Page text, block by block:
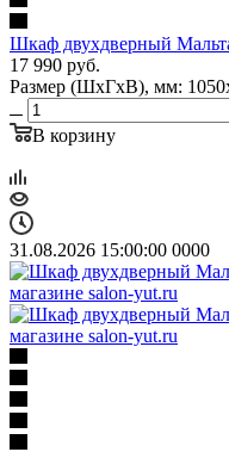
Шкаф двухдверный
17 990 руб.
Размер (ШхГхВ), мм:
В корзину
31.08.2026 15:00:00 0000